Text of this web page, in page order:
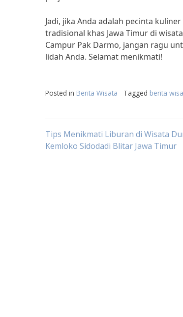
Jadi, jika Anda adalah pecinta
tradisional khas Jawa Timur di
Campur Pak Darmo, jangan ragu
lidah Anda. Selamat menikmati!
Posted in Berita Wisata Tagged berita
Post
Tips Menikmati Liburan di Wisata
Kemloko Sidodadi Blitar Jawa Timur